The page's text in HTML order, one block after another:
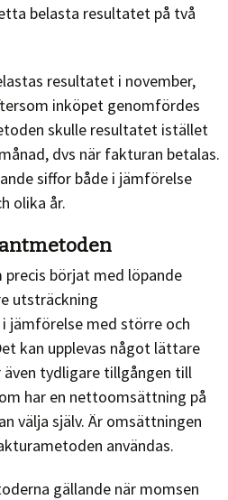
belasta resultatet på två
resultatet i november,
inköpet genomfördes
skulle resultatet istället
dvs när fakturan betalas.
siffor både i jämförelse
olika år.
börjat med löpande
utsträckning
jämförelse med större och
kan upplevas något lättare
tydligare tillgången till
har en nettoomsättning på
välja själv. Är omsättningen
användas.
gällande när momsen